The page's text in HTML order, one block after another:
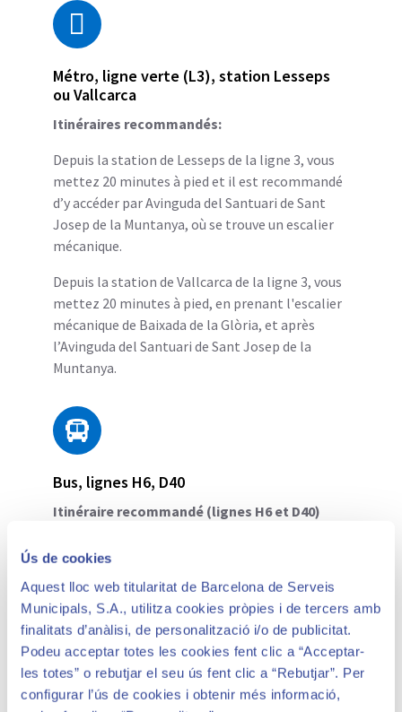
Ús de cookies
Aquest lloc web titularitat de Barcelona de Serveis
Municipals, S.A., utilitza cookies pròpies i de tercers amb
finalitats d’anàlisi, de personalització i/o de publicitat.
Podeu acceptar totes les cookies fent clic a “Acceptar-
les totes” o rebutjar el seu ús fent clic a “Rebutjar”. Per
configurar l’ús de cookies i obtenir més informació,
Métro, ligne verte (L3), station Lesseps
ou Vallcarca
Itinéraires recommandés:
Depuis la station de Lesseps de la ligne 3, vous
mettez 20 minutes à pied et il est recommandé
d’y accéder par Avinguda del Santuari de Sant
Josep de la Muntanya, où se trouve un escalier
mécanique.
Depuis la station de Vallcarca de la ligne 3, vous
mettez 20 minutes à pied, en prenant l'escalier
mécanique de Baixada de la Glòria, et après
l’Avinguda del Santuari de Sant Josep de la
Muntanya.
Bus, lignes H6, D40
Itinéraire recommandé (lignes H6 et D40)
D40) le trajet est d'environ 10 minutes à pied.
Nous vous conseillons ou bien l'Avinguda del
Santuari de Sant Josep de la Muntanya (avec des
escaliers mécaniques), ou bien la rue Larrard.